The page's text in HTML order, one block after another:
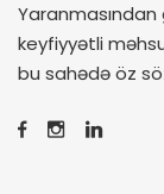
keyfiyyətli
bu sahədə öz